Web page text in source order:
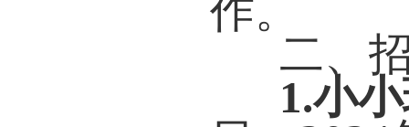
作。
二、
1.小